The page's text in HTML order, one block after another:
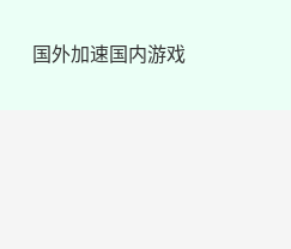
国外加速国内游戏